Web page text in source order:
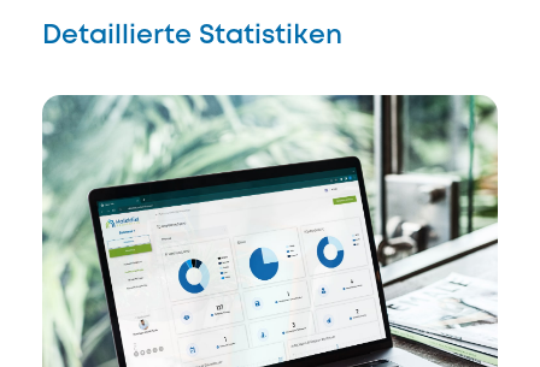
Detaillierte Statistiken